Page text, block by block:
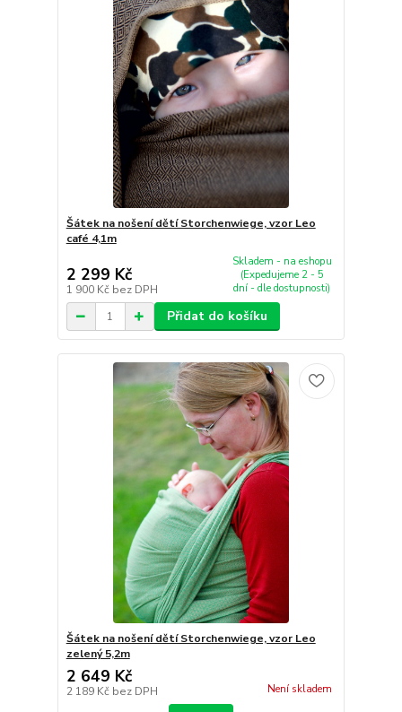
Šátek na nošení dětí Storchenwiege, vzor Leo
café 4,1m
2 299 Kč
1 900 Kč bez DPH
Skladem - na eshopu
(Expedujeme 2 - 5
dní - dle dostupnosti)
Přidat do košíku
Šátek na nošení dětí Storchenwiege, vzor Leo
zelený 5,2m
2 649 Kč
2 189 Kč bez DPH Není skladem